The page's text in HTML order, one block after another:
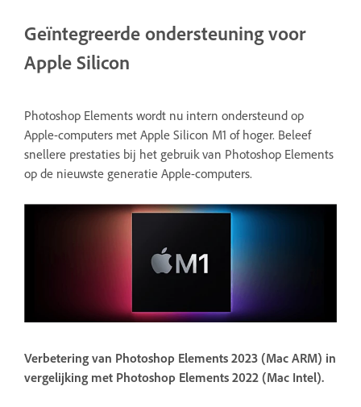
Geïntegreerde ondersteuning voor
Apple Silicon
Photoshop Elements wordt nu intern ondersteund op
Apple-computers met Apple Silicon M1 of hoger. Beleef
snellere prestaties bij het gebruik van Photoshop Elements
op de nieuwste generatie Apple-computers.
Verbetering van Photoshop Elements 2023 (Mac ARM) in
vergelijking met Photoshop Elements 2022 (Mac Intel).